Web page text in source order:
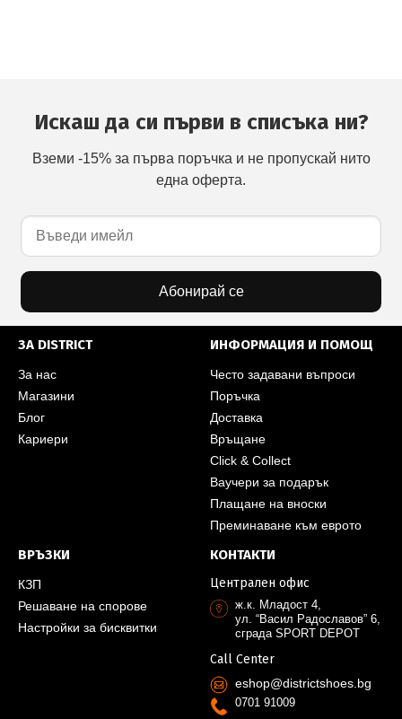
Искаш да си първи в списъка ни?
Вземи -15% за първа поръчка и не пропускай нито
една оферта.
Абонирай се
ЗА DISTRICT
За нас
Магазини
Блог
Кариери
ИНФОРМАЦИЯ И ПОМОЩ
Често задавани въпроси
Поръчка
Доставка
Връщане
Click & Collect
Ваучери за подарък
Плащане на вноски
Преминаване към еврото
ВРЪЗКИ
КЗП
Решаване на спорове
Настройки за бисквитки
КОНТАКТИ
Централен офис
ж.к. Младост 4,
ул. “Васил Радославов” 6,
сграда SPORT DEPOT
Call Center
eshop@districtshoes.bg
0701 91009